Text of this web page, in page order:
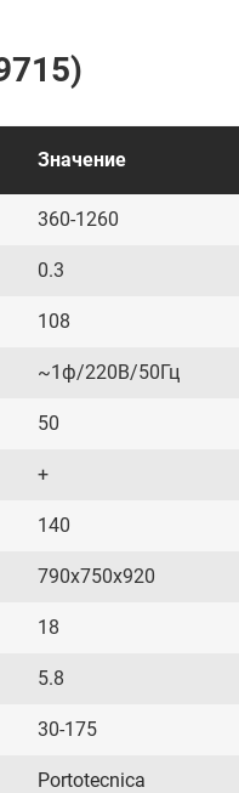
Значение
360-1260
0.3
108
~1ф/220В/50Гц
50
+
140
790x750x920
18
5.8
30-175
Portotecnica